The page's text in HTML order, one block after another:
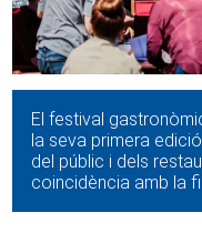
El festival
la seva primera
del públic i dels
coincidència amb la